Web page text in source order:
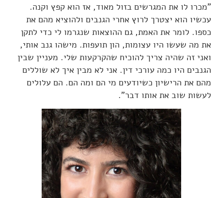
"מכרו לו את המגרשים בזול מאוד, אז הוא קפץ וקנה.
עכשיו הוא יצטרך לרוץ אחרי הגנבים ולהוציא מהם את
כספו. לומר את האמת, גם ההוצאות שנגרמו לי כדי לתקן
את מה שעשו היו עצומות, הון תועפות. מישהו גנב אותי,
ואני זה שהיה צריך להוכיח שהקרקעות שלי. מעניין שבין
הגנבים היו כמה עורכי דין. אני לא מבין איך לא שוללים
מהם את הרישיון כשיודעים מי הם ומה הם. הם עלולים
לעשות שוב את אותו דבר".